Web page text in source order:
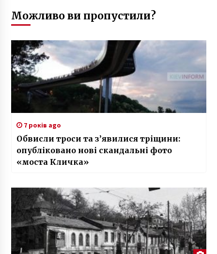
Можливо ви пропустили?
7 років ago
Обвисли троси та з’явилися тріщини:
опубліковано нові скандальні фото
«моста Кличка»